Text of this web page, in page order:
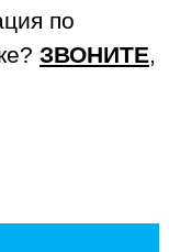
по
ЗВОНИТЕ,